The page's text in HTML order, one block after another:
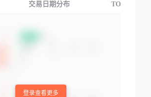
交易日期分布 TOP3交易国
登录查看更多